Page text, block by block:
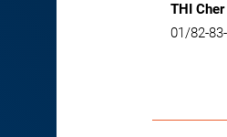
THI Cher
01/82-